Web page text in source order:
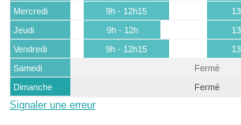
Mercredi
9h - 12h15
Jeudi
9h - 12h
Vendredi
9h - 12h15
Samedi
Fermé
Dimanche
Fermé
Signaler une erreur